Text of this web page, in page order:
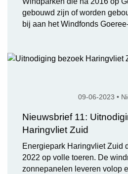
gebouwd zijn of worden
bij aan het Windfonds
09-06-2023 •
Nieuwsbrief 11:
Haringvliet Zuid
Energiepark Haringvliet Zuid
2022 op volle toeren. De
zonnepanelen leveren volop